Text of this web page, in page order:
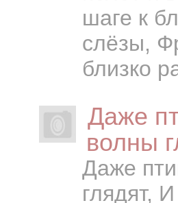
шаге к
слёзы,
близко
Даже
волны
Даже
глядят,